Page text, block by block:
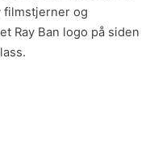
filmstjerner og
Ray Ban logo på siden